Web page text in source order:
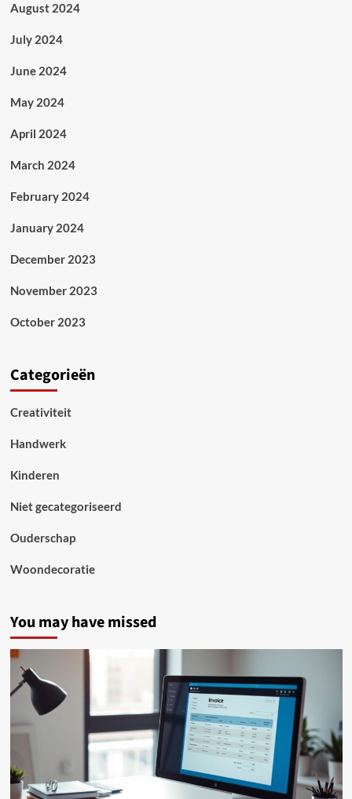
August 2024
July 2024
June 2024
May 2024
April 2024
March 2024
February 2024
January 2024
December 2023
November 2023
October 2023
Categorieën
Creativiteit
Handwerk
Kinderen
Niet gecategoriseerd
Ouderschap
Woondecoratie
You may have missed